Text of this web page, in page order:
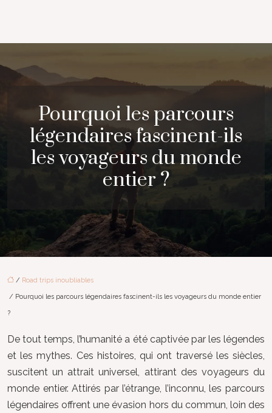
Pourquoi les parcours
légendaires fascinent-ils
les voyageurs du monde
entier ?
/ Road trips inoubliables
/ Pourquoi les parcours légendaires fascinent-ils les voyageurs du monde entier
?
De tout temps, l’humanité a été captivée par les légendes
et les mythes. Ces histoires, qui ont traversé les siècles,
suscitent un attrait universel, attirant des voyageurs du
monde entier. Attirés par l’étrange, l’inconnu, les parcours
légendaires offrent une évasion hors du commun, loin des